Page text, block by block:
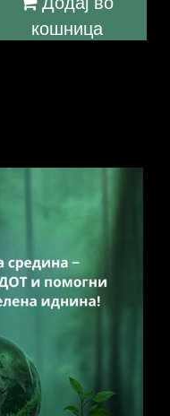
кошница